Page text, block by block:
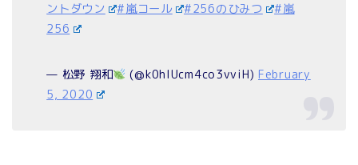
ントダウン
#嵐コール #256のひみつ
#嵐
256
— 松野 翔和 (@k0hIUcm4co3vviH)February
5, 2020